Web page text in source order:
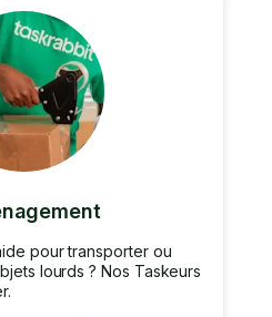
pour transporter ou
lourds ? Nos Taskeurs